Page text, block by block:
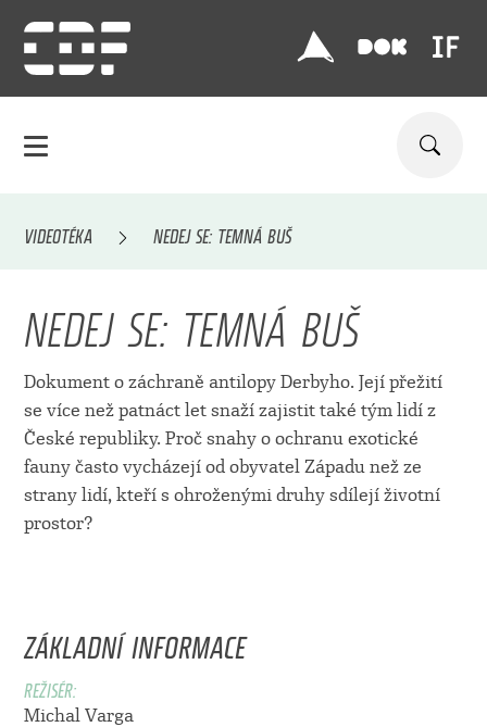
VIDEOTÉKA NEDEJ SE: TEMNÁ BUŠ
NEDEJ SE: TEMNÁ BUŠ
Dokument o záchraně antilopy Derbyho. Její přežití
se více než patnáct let snaží zajistit také tým lidí z
České republiky. Proč snahy o ochranu exotické
fauny často vycházejí od obyvatel Západu než ze
strany lidí, kteří s ohroženými druhy sdílejí životní
prostor?
ZÁKLADNÍ INFORMACE
REŽISÉR:
Michal Varga